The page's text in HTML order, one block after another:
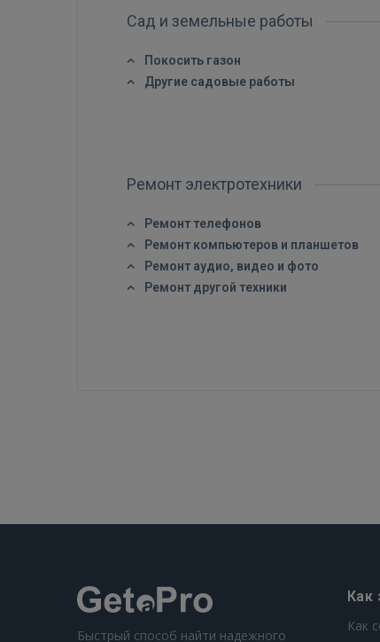
Сад и земельные работы
Покосить газон
Другие садовые работы
Ремонт электротехники
Ремонт телефонов
Ремонт компьютеров и планшетов
Ремонт аудио, видео и фото
Ремонт другой техники
Быстрый способ найти надежного
Как
Как